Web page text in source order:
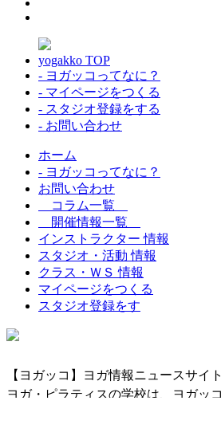
yogakko TOP
- ヨガッコってなに？
- マイページをつくる
- スタジオ登録をする
- お問い合わせ
ホーム
- ヨガッコってなに？
お問い合わせ
コラム一覧
開催情報一覧
インストラクター 情報
スタジオ・活動 情報
クラス・ＷＳ 情報
マイページをつくる
スタジオ登録をす
【ヨガッコ】ヨガ情報ニュースサイト
ヨガ・ピラティスの学校は、ヨガッコ